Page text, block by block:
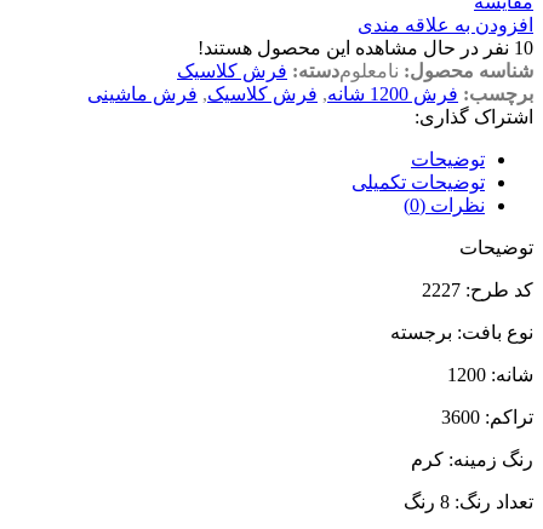
افزودن به علاقه مندی
10 نفر در حال مشاهده این محصول هستند!
شناسه محصول: نامعلومدسته: فرش کلاسیک
برچسب: فرش 1200 شانه , فرش کلاسیک, فرش ماشینی
اشتراک گذاری:
توضیحات
توضیحات تکمیلی
نظرات (0)
توضیحات
کد طرح: 2227
نوع بافت: برجسته
شانه: 1200
تراکم: 3600
رنگ زمینه: کرم
تعداد رنگ: 8 رنگ